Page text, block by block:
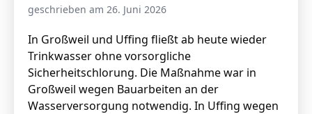
geschrieben am 26. Juni 2026
In Großweil und Uffing fließt ab heute wieder
Trinkwasser ohne vorsorgliche
Sicherheitschlorung. Die Maßnahme war in
Großweil wegen Bauarbeiten an der
Wasserversorgung notwendig. In Uffing wegen